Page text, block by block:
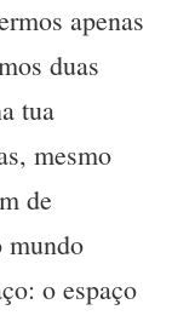
apenas
duas
tua
mesmo
de
mundo
o espaço